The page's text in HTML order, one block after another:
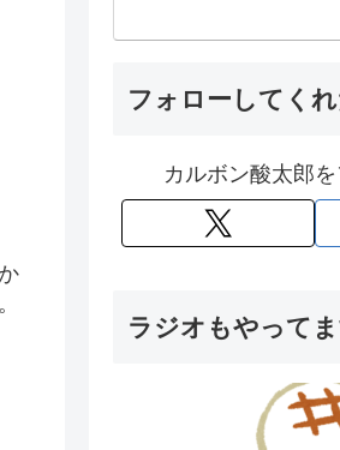
フォローしてく
カルボン酸太郎
ラジオもやってま